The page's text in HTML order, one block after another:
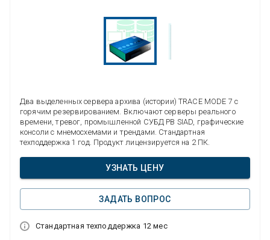
Два выделенных сервера архива (истории) TRACE MODE 7 с
горячим резервированием. Включают серверы реального
времени, тревог, промышленной СУБД РВ SIAD, графические
консоли с мнемосхемами и трендами. Стандартная
техподдержка 1 год. Продукт лицензируется на 2 ПК.
УЗНАТЬ ЦЕНУ
ЗАДАТЬ ВОПРОС
Стандартная техподдержка 12 мес